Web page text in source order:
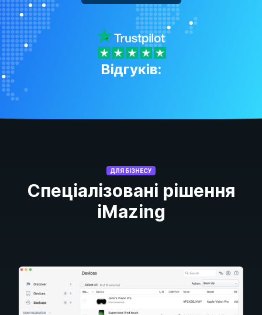
Відгуків:
ДЛЯ БІЗНЕСУ
Спеціалізовані рішення
iMazing